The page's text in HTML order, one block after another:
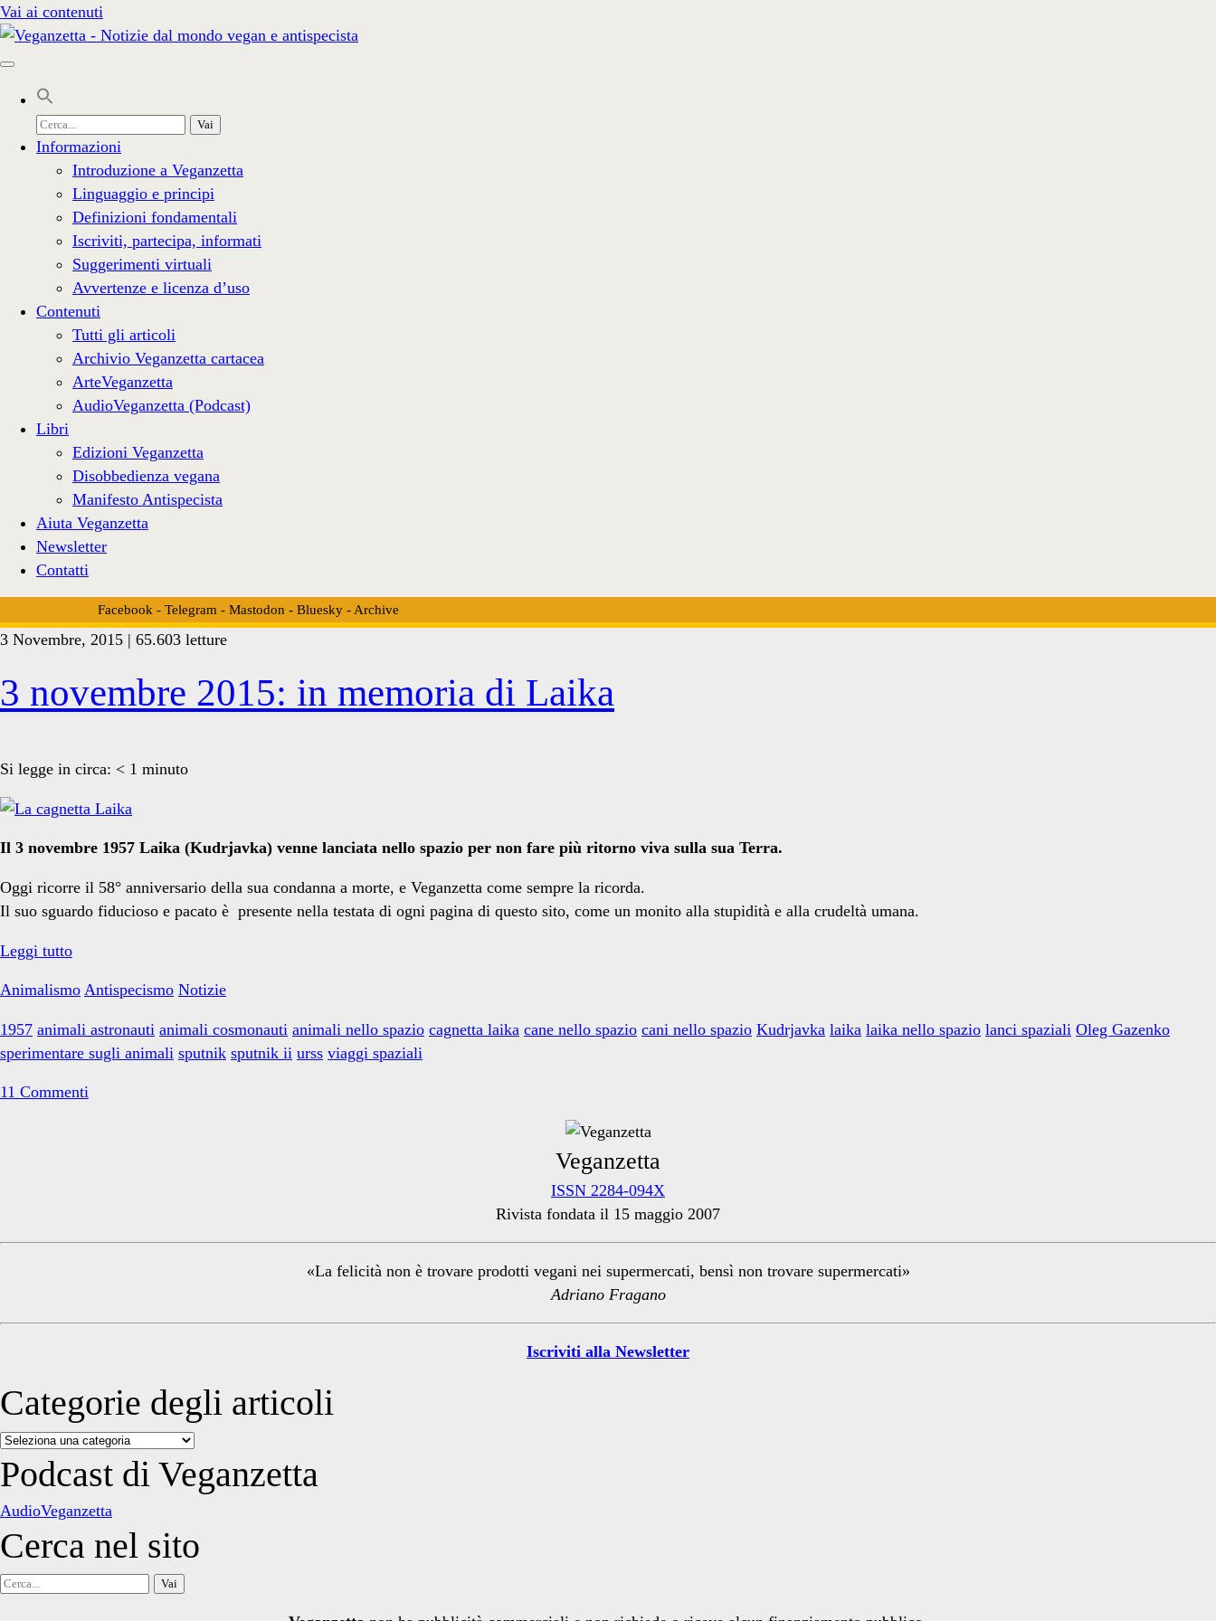
Vai ai contenuti
Cerca
per:
Informazioni
Introduzione a Veganzetta
Linguaggio e principi
Definizioni fondamentali
Iscriviti, partecipa, informati
Suggerimenti virtuali
Avvertenze e licenza d’uso
Contenuti
Tutti gli articoli
Archivio Veganzetta cartacea
ArteVeganzetta
AudioVeganzetta (Podcast)
Libri
Edizioni Veganzetta
Disobbedienza vegana
Manifesto Antispecista
Aiuta Veganzetta
Newsletter
Contatti
Facebook - Telegram - Mastodon - Bluesky- Archive
spaziali</span>
3 Novembre, 2015 | 65.603 letture
3 novembre 2015: in memoria di Laika
Si legge in circa: < 1 minuto
Il 3 novembre 1957 Laika (Kudrjavka) venne lanciata nello spazio per non fare più ritorno viva sulla sua Terra.
Oggi ricorre il 58° anniversario della sua condanna a morte, e Veganzetta come sempre la ricorda.
Il suo sguardo fiducioso e pacato è presente nella testata di ogni pagina di questo sito, come un monito alla stupidità e alla crudeltà umana.
Leggi tutto3
2015:
in
memoria
Laika
Animalismo Antispecismo Notizie
1957 animali astronauti animali cosmonauti animali nello spazio cagnetta laika cane nello spazio cani nello spazio Kudrjavka laika laika nello spazio lanci spaziali Oleg Gazenko
sperimentare sugli animali sputnik sputnik ii urss viaggi spaziali
11 Commenti
Sidebar
Veganzetta
ISSN 2284-094X
Rivista fondata il 15 maggio 2007
«La felicità non è trovare prodotti vegani nei supermercati, bensì non trovare supermercati»
Adriano Fragano
Iscriviti alla Newsletter
Categorie degli articoli
Categorie
degli
articoli
Podcast di Veganzetta
AudioVeganzetta
Cerca nel sito
Cerca